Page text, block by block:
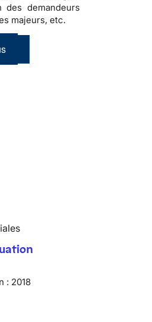
des demandeurs
majeurs, etc.
: 2018